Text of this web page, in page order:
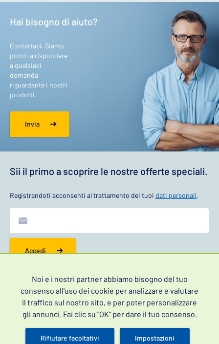
Hai bisogno di aiuto?
Contattaci. Siamo
pronti a rispondere
a qualsiasi
domanda
riguardante i nostri
prodotti.
Invia
Sii il primo a scoprire le nostre offerte speciali.
Registrandoti acconsenti al trattamento dei tuoi dati personali.
Accedi
Informazioni
Contatti
Noi e i nostri partner abbiamo bisogno del tuo
consenso all'uso dei cookie per analizzare e valutare
il traffico sul nostro sito, e per poter personalizzare
gli annunci. Fai clic su "OK" per dare il tuo consenso.
Rifiutare facoltativi Impostazioni